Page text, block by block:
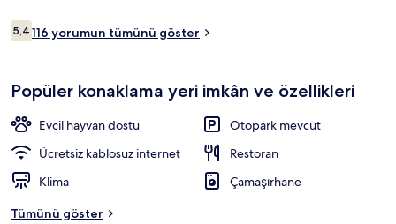
Yorumlar
5,45,4/10
116 yorumun tümünü göster
Popüler konaklama yeri imkân ve özellikleri
Evcil hayvan dostu
Otopark mevcut
Ücretsiz kablosuz internet
Restoran
Klima
Çamaşırhane
Tümünü göster